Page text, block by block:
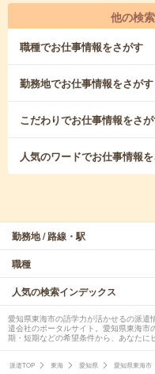
他の検
職種でお仕事情報をさがす
勤務地でお仕事情報をさがす
こだわりでお仕事情報をさ
人気のワードでお仕事情報
勤務地 / 路線・駅
職種
人気の検索インデックス
愛知県東海市の語学力が活かせるの派遣
遣会社のポータルサイト。愛知県東海
期・短期などの希望条件から、あなたに
派遣TOP 東海 愛知県 愛知県東海市